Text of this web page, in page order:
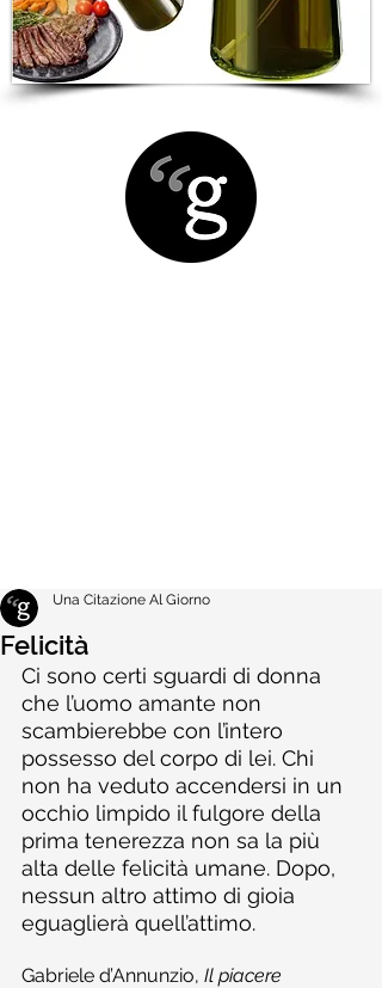
Felicità
Una Citazione Al Giorno
Ci sono certi sguardi di donna
che l’uomo amante non
scambierebbe con l’intero
possesso del corpo di lei. Chi
non ha veduto accendersi in un
occhio limpido il fulgore della
prima tenerezza non sa la più
alta delle felicità umane. Dopo,
nessun altro attimo di gioia
eguaglierà quell’attimo.
Gabriele d’Annunzio, Il piacere